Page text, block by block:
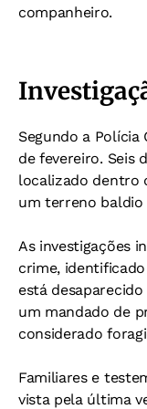
companheiro.
Segundo a Polícia
de fevereiro. Seis
localizado dentro
um terreno baldio
As investigações
crime,
está
um mandado de
considerado
Familiares e
vista pela última